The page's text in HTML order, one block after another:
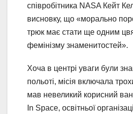
співробітника NASA Кейт
висновку, що «морально
трюк має стати ще одним
фемінізму знаменитостей».
Хоча в центрі уваги були
польоті, місія включала
мав невеликий корисний
In Space, освітньої